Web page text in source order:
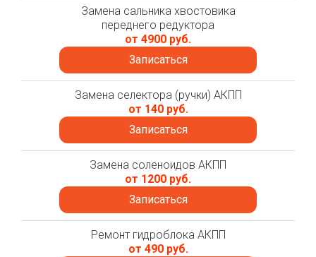
Замена сальника хвостовика
переднего редуктора
от 4900 руб.
Записаться
Замена селектора (ручки) АКПП
от 140 руб.
Записаться
Замена соленоидов АКПП
от 1200 руб.
Записаться
Ремонт гидроблока АКПП
от 490 руб.